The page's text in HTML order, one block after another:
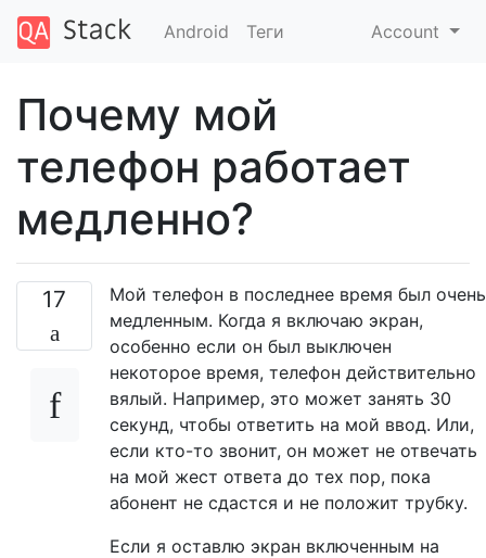
Android Теги Account
Почему мой
телефон работает
медленно?
17
Мой телефон в последнее время был очень
медленным. Когда я включаю экран,
особенно если он был выключен
некоторое время, телефон действительно
вялый. Например, это может занять 30
секунд, чтобы ответить на мой ввод. Или,
если кто-то звонит, он может не отвечать
на мой жест ответа до тех пор, пока
абонент не сдастся и не положит трубку.
Если я оставлю экран включенным на